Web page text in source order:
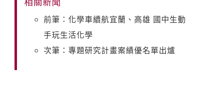
前筆：化學車續航宜蘭、高雄 國中生動
手玩生活化學
次筆：專題研究計畫案績優名單出爐